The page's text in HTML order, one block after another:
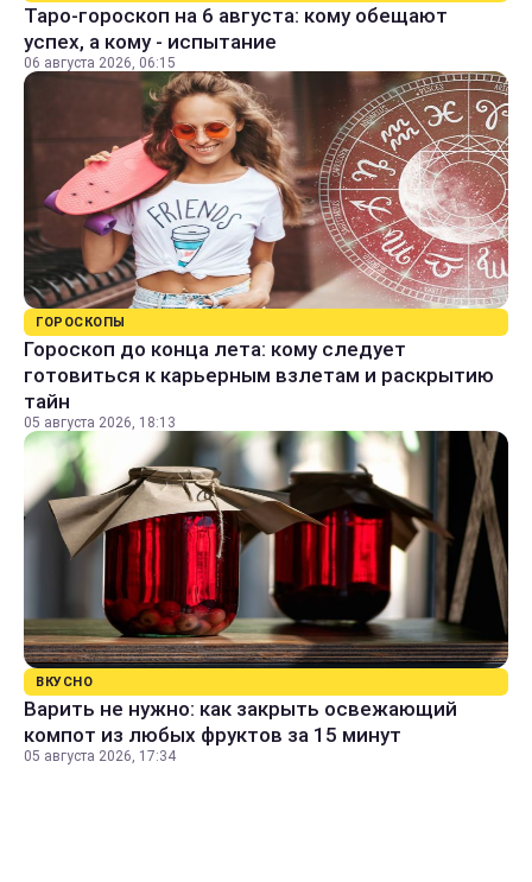
Таро-гороскоп на 6 августа: кому обещают
успех, а кому - испытание
06 августа 2026, 06:15
ГОРОСКОПЫ
Гороскоп до конца лета: кому следует
готовиться к карьерным взлетам и раскрытию
тайн
05 августа 2026, 18:13
ВКУСНО
Варить не нужно: как закрыть освежающий
компот из любых фруктов за 15 минут
05 августа 2026, 17:34